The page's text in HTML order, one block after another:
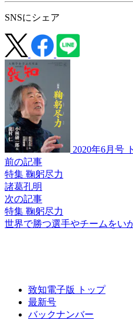
SNSにシェア
2020年6月号
前の記事
特集 鞠躬尽力
諸葛孔明
次の記事
特集 鞠躬尽力
世界で勝つ選手やチームをい
致知電子版 トップ
最新号
バックナンバー